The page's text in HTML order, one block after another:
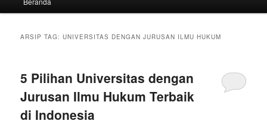
ARSIP TAG:UNIVERSITAS DENGAN JURUSAN ILMU HUKUM
5 Pilihan Universitas dengan
Jurusan Ilmu Hukum Terbaik
di Indonesia